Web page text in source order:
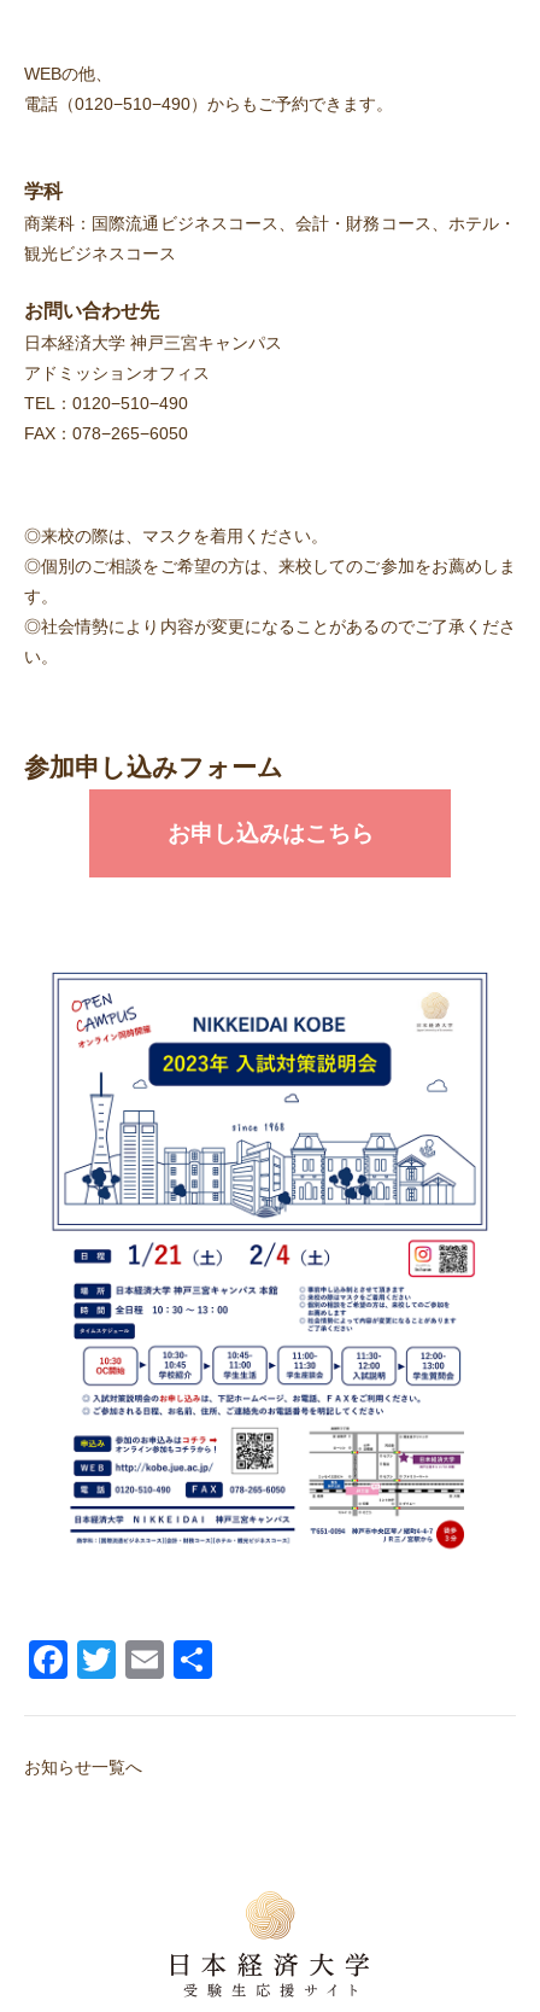
WEBの他、
電話（0120−510−490）からもご予約できます。
学科
商業科：国際流通ビジネスコース、会計・財務コース、ホテル・
観光ビジネスコース
お問い合わせ先
日本経済大学 神戸三宮キャンパス
アドミッションオフィス
TEL： 0120−510−490
FAX：078−265−6050
◎来校の際は、マスクを着用ください。
◎個別のご相談をご希望の方は、来校してのご参加をお薦めしま
す。
◎社会情勢により内容が変更になることがあるのでご了承くださ
い。
参加申し込みフォーム
お申し込みはこちら
Facebook
TwitterEmail
お知らせ一覧へ